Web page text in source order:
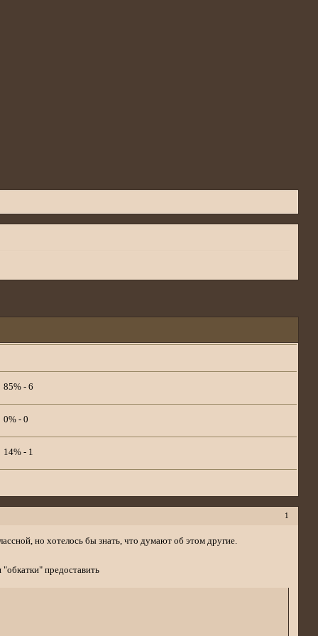
85% - 6
0% - 0
14% - 1
1
но хотелось бы знать, что думают об этом другие.
предоставить